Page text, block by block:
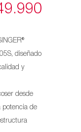
diseñado
y
desde
potencia de